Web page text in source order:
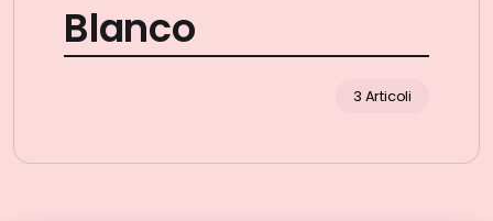
Blanco
3 Articoli